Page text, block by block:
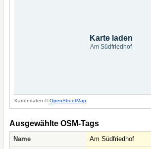
Karte laden
Am Südfriedhof
Kartendaten ©OpenStreetMap
Ausgewählte OSM-Tags
Name
Am Südfriedhof